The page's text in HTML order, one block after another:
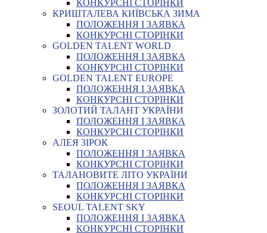
КОНКУРСНІ СТОРІНКИ
КРИШТАЛЕВА КИЇВСЬКА ЗИМА
ПОЛОЖЕННЯ І ЗАЯВКА
КОНКУРСНІ СТОРІНКИ
GOLDEN TALENT WORLD
ПОЛОЖЕННЯ І ЗАЯВКА
КОНКУРСНІ СТОРІНКИ
GOLDEN TALENT EUROPE
ПОЛОЖЕННЯ І ЗАЯВКА
КОНКУРСНІ СТОРІНКИ
ЗОЛОТИЙ ТАЛАНТ УКРАЇНИ
ПОЛОЖЕННЯ І ЗАЯВКА
КОНКУРСНІ СТОРІНКИ
АЛЕЯ ЗІРОК
ПОЛОЖЕННЯ І ЗАЯВКА
КОНКУРСНІ СТОРІНКИ
ТАЛАНОВИТЕ ЛІТО УКРАЇНИ
ПОЛОЖЕННЯ І ЗАЯВКА
КОНКУРСНІ СТОРІНКИ
SEOUL TALENT SKY
ПОЛОЖЕННЯ І ЗАЯВКА
КОНКУРСНІ СТОРІНКИ